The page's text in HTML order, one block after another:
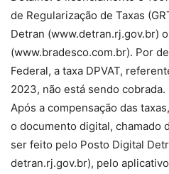
de Regularização de Taxas
Detran (www.detran.rj.gov.br)
(www.bradesco.com.br). Por
Federal, a taxa DPVAT,
2023, não está sendo cobrada.
Após a compensação das
o documento digital, chamado
ser feito pelo Posto Digital
detran.rj.gov.br), pelo